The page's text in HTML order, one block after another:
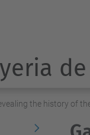
de
the history of